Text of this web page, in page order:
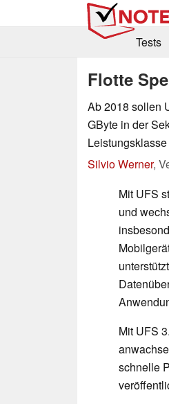
Tests
Flotte
Ab 2018 sollen
GByte in der
Silvio Werner,
Mit UFS
und
Mit UFS
schnelle